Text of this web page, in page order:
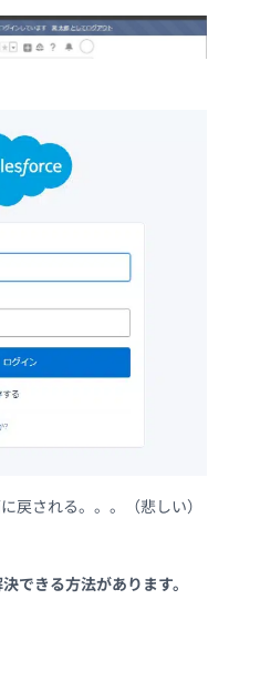
戻される。。。（悲しい）
できる方法があります。